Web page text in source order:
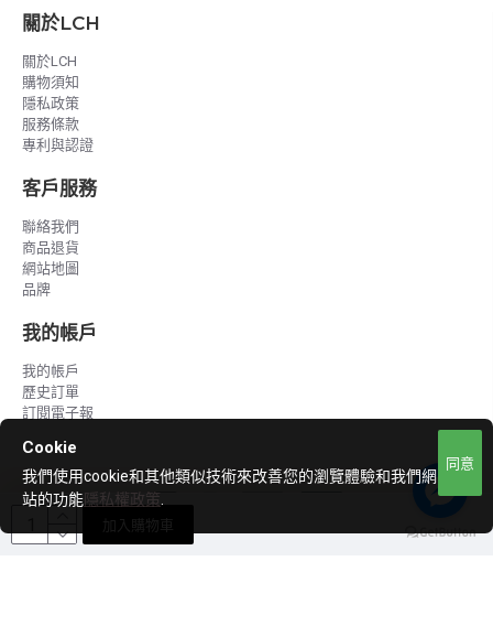
加入購物車
關於LCH
關於LCH
購物須知
隱私政策
服務條款
專利與認證
客戶服務
聯絡我們
商品退貨
網站地圖
品牌
我的帳戶
我的帳戶
歷史訂單
訂閱電子報
同意
Cookie
我們使用cookie和其他類似技術來改善您的瀏覽體驗和我們網
站的功能隱私權政策